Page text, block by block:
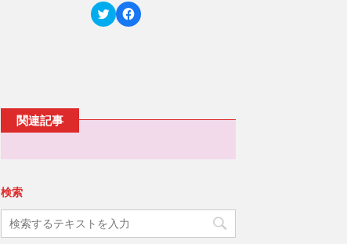
ン
ド
ウ
ク
リ
(
ィ
ン
ド
ウ
F
a
リ
く
い
関連記事
検索